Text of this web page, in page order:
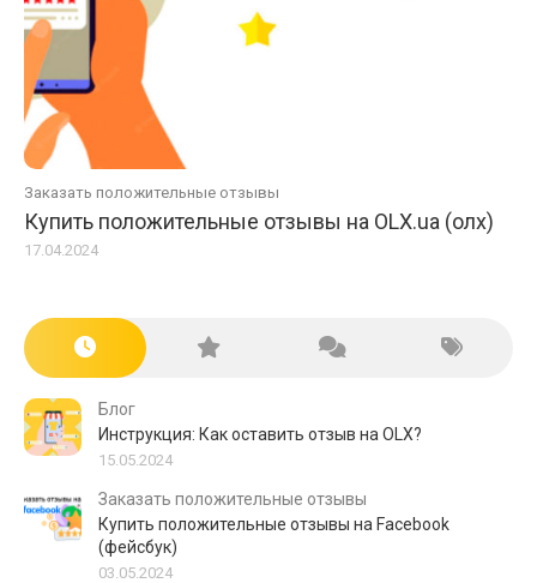
Заказать положительные отзывы
Купить положительные отзывы на OLX.ua (олх)
17.04.2024
Блог
Инструкция: Как оставить отзыв на OLX?
15.05.2024
Заказать положительные отзывы
Купить положительные отзывы на Facebook
(фейсбук)
03.05.2024